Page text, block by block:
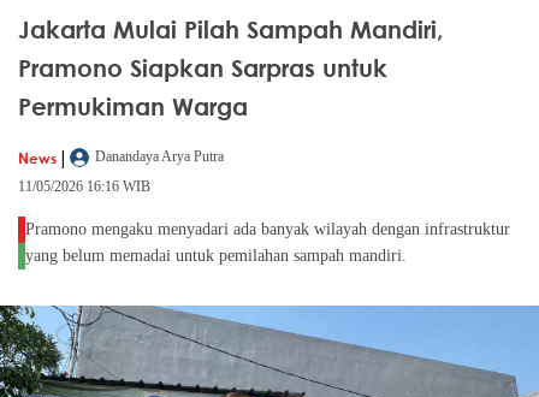
Jakarta Mulai Pilah Sampah Mandiri,
Pramono Siapkan Sarpras untuk
Permukiman Warga
News |
Danandaya Arya Putra
11/05/2026 16:16 WIB
Pramono mengaku menyadari ada banyak wilayah dengan infrastruktur
yang belum memadai untuk pemilahan sampah mandiri.